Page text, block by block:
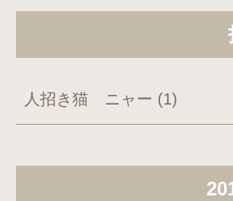
人招き猫 ニャー (1)